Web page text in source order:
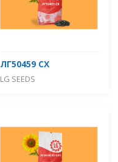
ЛГ50459 СХ
LG SEEDS